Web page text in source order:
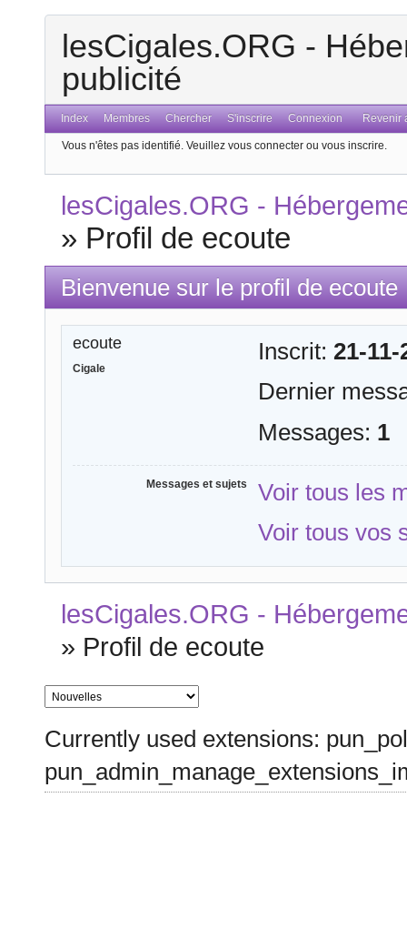
lesCigales.ORG -
publicité
Index Membres Chercher S'inscrire Connexion Revenir
Vous n'êtes pas identifié. Veuillez vous connecter ou vous inscrire.
lesCigales.ORG -
» Profil de ecoute
Bienvenue sur le profil de ecoute
ecoute
Cigale
Inscrit: 21-11-
Dernier
Messages: 1
Messages et sujets
Voir tous les
Voir tous vos
lesCigales.ORG -
» Profil de ecoute
Currently used extensions: